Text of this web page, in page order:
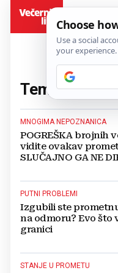
Tema:vozači
MNOGIMA NEPOZNANICA
POGREŠKA brojnih
vidite ovakav
SLUČAJNO GA NE
PUTNI PROBLEMI
Izgubili ste
na odmoru? Evo što
granici
STANJE U PROMETU